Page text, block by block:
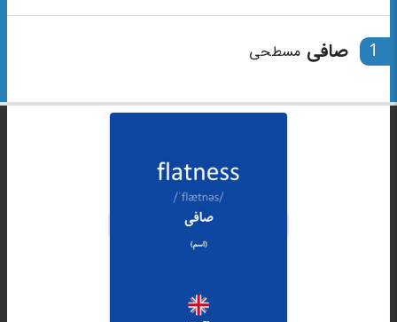
1 صافی مسطحی